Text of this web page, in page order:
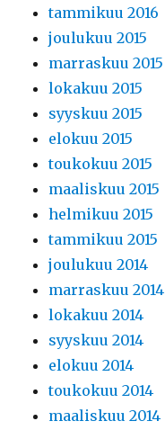
tammikuu 2016
joulukuu 2015
marraskuu 2015
lokakuu 2015
syyskuu 2015
elokuu 2015
toukokuu 2015
maaliskuu 2015
helmikuu 2015
tammikuu 2015
joulukuu 2014
marraskuu 2014
lokakuu 2014
syyskuu 2014
elokuu 2014
toukokuu 2014
maaliskuu 2014